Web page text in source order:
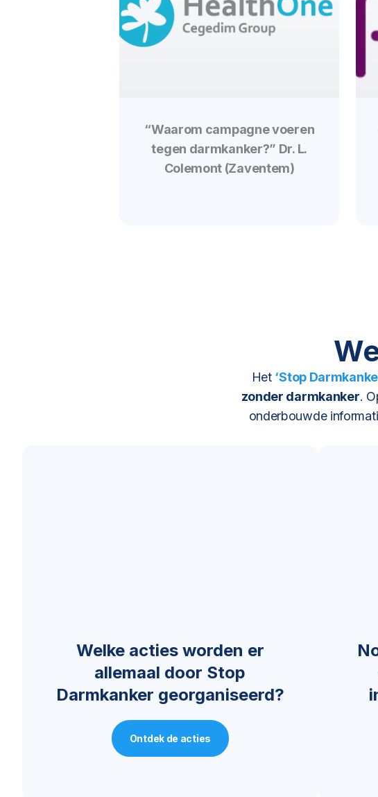
“Waarom campagne voeren
tegen darmkanker?” Dr. L.
Colemont (Zaventem)
Het ‘Stop
zonder darmkanker.
onderbouwde
Welke acties worden er
allemaal door Stop
Darmkanker georganiseerd?
Ontdek de acties